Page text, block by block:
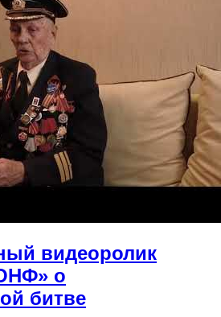
видеоролик
о
битве